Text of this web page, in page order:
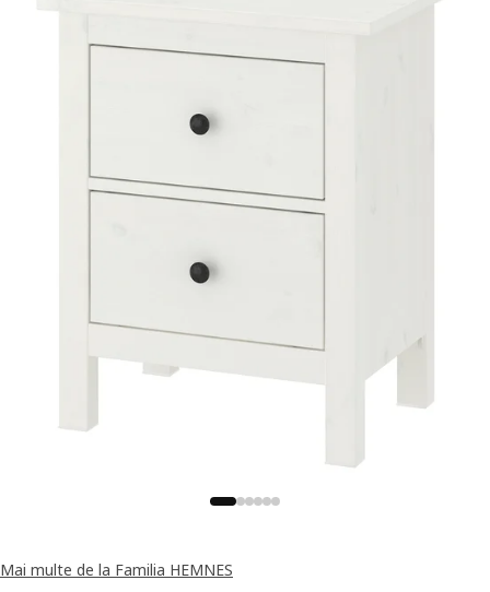
Mai multe de la Familia HEMNES